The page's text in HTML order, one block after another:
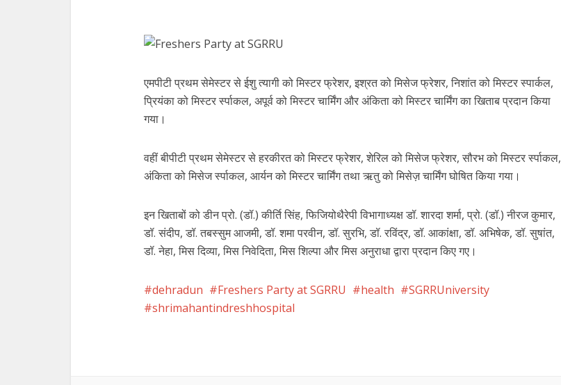
एमपीटी प्रथम सेमेस्टर से ईशु त्यागी को मिस्टर फ्रेशर, इश्रत को मिसेज फ्रेशर, निशांत को मिस्टर स्पार्कल,
प्रियंका को मिस्टर र्स्पाकल, अपूर्व को मिस्टर चार्मिंग और अंकिता को मिस्टर चार्मिंग का खिताब प्रदान किया
गया।
वहीं बीपीटी प्रथम सेमेस्टर से हरकीरत को मिस्टर फ्रेशर, शेरिल को मिसेज फ्रेशर, सौरभ को मिस्टर र्स्पाकल,
अंकिता को मिसेज र्स्पाकल, आर्यन को मिस्टर चार्मिंग तथा ऋतु को मिसेज़ चार्मिंग घोषित किया गया।
इन खिताबों को डीन प्रो. (डॉ.) कीर्ति सिंह, फिजियोथैरेपी विभागाध्यक्ष डॉ. शारदा शर्मा, प्रो. (डॉ.) नीरज कुमार,
डॉ. संदीप, डॉ. तबस्सुम आजमी, डॉ. शमा परवीन, डॉ. सुरभि, डॉ. रविंद्र, डॉ. आकांक्षा, डॉ. अभिषेक, डॉ. सुषांत,
डॉ. नेहा, मिस दिव्या, मिस निवेदिता, मिस शिल्पा और मिस अनुराधा द्वारा प्रदान किए गए।
dehradun Freshers Party at SGRRU health
SGRRUniversity
shrimahantindreshhospital